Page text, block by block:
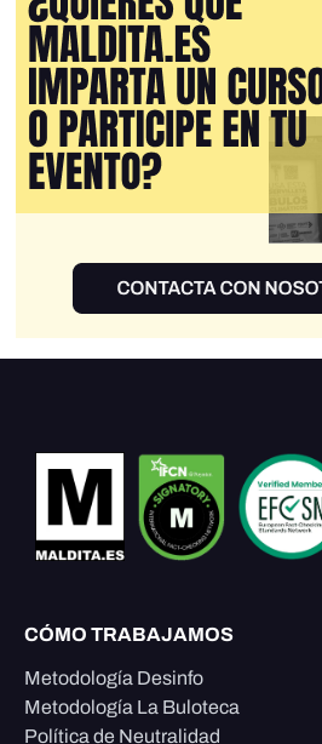
CÓMO TRABAJAMOS
Metodología Desinfo
Metodología La Buloteca
Política de Neutralidad